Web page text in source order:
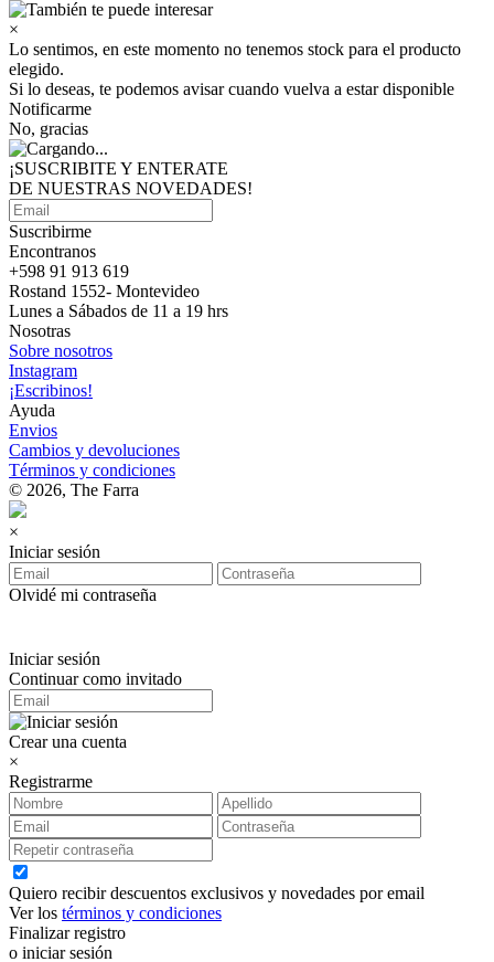
×
Lo sentimos, en este momento no tenemos stock para el producto
elegido.
Si lo deseas, te podemos avisar cuando vuelva a estar disponible
Notificarme
No, gracias
¡SUSCRIBITE Y ENTERATE
DE NUESTRAS NOVEDADES!
Suscribirme
Encontranos
+598 91 913 619
Rostand 1552- Montevideo
Lunes a Sábados de 11 a 19 hrs
Nosotras
Sobre nosotros
Instagram
¡Escribinos!
Ayuda
Envios
Cambios y devoluciones
Términos y condiciones
© 2026, The Farra
×
Iniciar sesión
Olvidé mi contraseña
Iniciar sesión
Continuar como invitado
Crear una cuenta
×
Registrarme
Quiero recibir descuentos exclusivos y novedades por email
Ver los términos y condiciones
Finalizar registro
o iniciar sesión